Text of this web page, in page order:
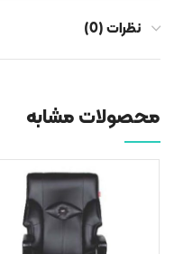
نظرات (0)
محصولات مشابه